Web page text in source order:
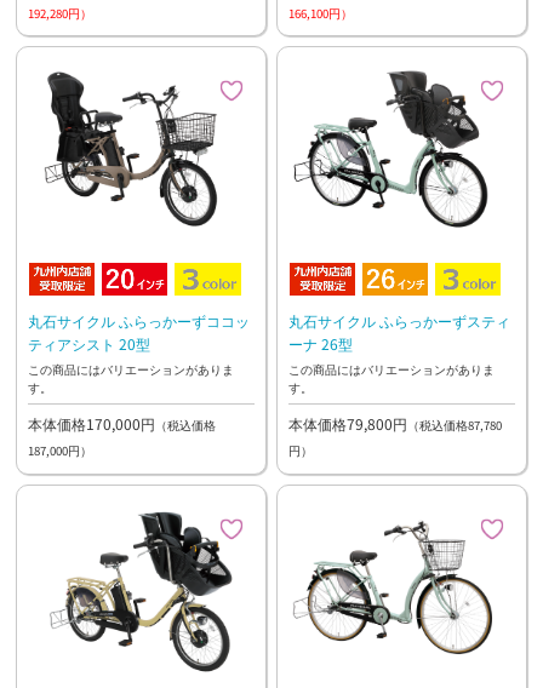
192,280円）
166,100円）
丸石サイクル ふらっかーずココッ
ティアシスト 20型
この商品にはバリエーションがありま
す。
本体価格170,000円 （税込価格
187,000円）
丸石サイクル ふらっかーずスティ
ーナ 26型
この商品にはバリエーションがありま
す。
本体価格79,800円 （税込価格87,780
円）